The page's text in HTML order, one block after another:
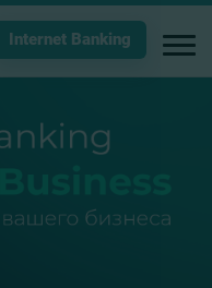
Internet Banking